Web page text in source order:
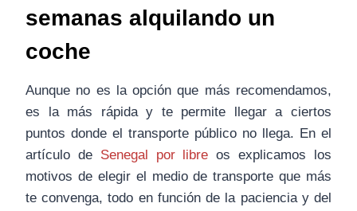
semanas alquilando un
coche
Aunque no es la opción que más recomendamos,
es la más rápida y te permite llegar a ciertos
puntos donde el transporte público no llega. En el
artículo de Senegal por libre os explicamos los
motivos de elegir el medio de transporte que más
te convenga, todo en función de la paciencia y del